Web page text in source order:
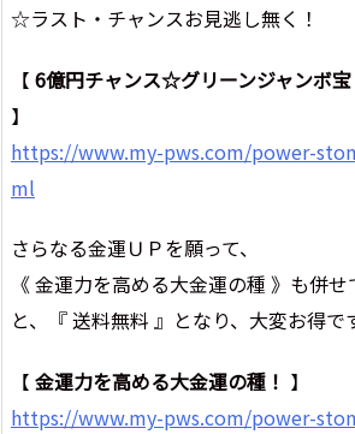
☆ラスト・チャンスお見逃し無く！
【 6億円チャンス☆グリーンジャンボ
】
https://www.my-pws.com/power-
ml
さらなる金運ＵＰを願って、
《 金運力を高める大金運の種 》も併
と、『 送料無料 』となり、大変お得
【 金運力を高める大金運の種！ 】
https://www.my-pws.com/power-